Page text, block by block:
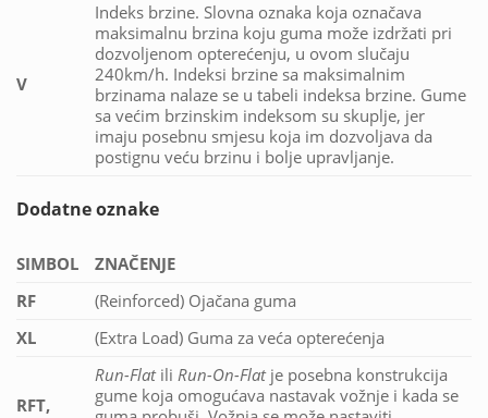
V
Indeks brzine. Slovna oznaka koja označava
maksimalnu brzina koju guma može izdržati pri
dozvoljenom opterećenju, u ovom slučaju
240km/h. Indeksi brzine sa maksimalnim
brzinama nalaze se u tabeli indeksa brzine. Gume
sa većim brzinskim indeksom su skuplje, jer
imaju posebnu smjesu koja im dozvoljava da
postignu veću brzinu i bolje upravljanje.
Dodatne oznake
SIMBOL
ZNAČENJE
RF
(Reinforced) Ojačana guma
XL
(Extra Load) Guma za veća opterećenja
RFT,
Run-FlatiliRun-On-Flatje posebna konstrukcija
gume koja omogućava nastavak vožnje i kada se